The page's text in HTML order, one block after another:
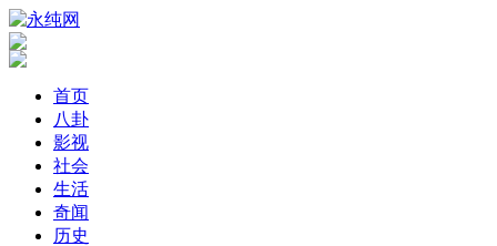
首页
八卦
影视
社会
生活
奇闻
历史